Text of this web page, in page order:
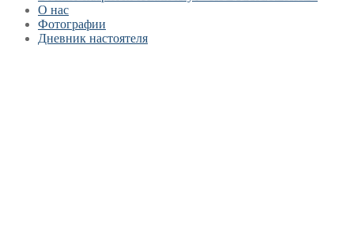
О нас
Фотографии
Дневник настоятеля